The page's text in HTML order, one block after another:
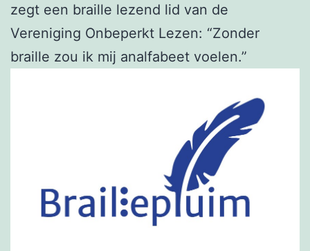
zegt een braille lezend lid van de
Vereniging Onbeperkt Lezen: “Zonder
braille zou ik mij analfabeet voelen.”